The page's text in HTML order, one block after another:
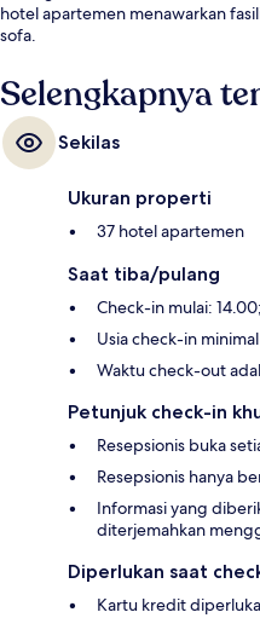
hotel apartemen menawarkan
sofa.
Selengkapnya
Sekilas
Ukuran properti
37 hotel apartemen
Saat tiba/pulang
Check-in mulai:
Usia check-in
Waktu check-out
Petunjuk check-in
Resepsionis buka
Resepsionis hanya
Informasi yang
diterjemahkan
Diperlukan saat
Kartu kredit